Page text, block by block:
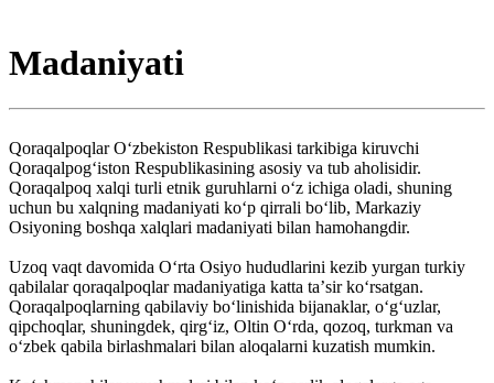
Madaniyati
Qoraqalpoqlar Oʻzbekiston Respublikasi tarkibiga kiruvchi
Qoraqalpogʻiston Respublikasining asosiy va tub aholisidir.
Qoraqalpoq xalqi turli etnik guruhlarni oʻz ichiga oladi, shuning
uchun bu xalqning madaniyati koʻp qirrali boʻlib, Markaziy
Osiyoning boshqa xalqlari madaniyati bilan hamohangdir.
Uzoq vaqt davomida Oʻrta Osiyo hududlarini kezib yurgan turkiy
qabilalar qoraqalpoqlar madaniyatiga katta taʼsir koʻrsatgan.
Qoraqalpoqlarning qabilaviy boʻlinishida bijanaklar, oʻgʻuzlar,
qipchoqlar, shuningdek, qirgʻiz, Oltin Oʻrda, qozoq, turkman va
oʻzbek qabila birlashmalari bilan aloqalarni kuzatish mumkin.